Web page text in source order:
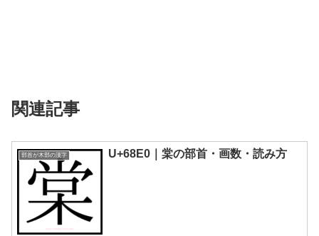
関連記事
部首が木部の漢字 U+68E0｜棠の部首・画数・読み方